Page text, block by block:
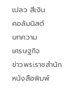
เปลว สีเงิน
คอลัมนิสต์
บทความ
เศรษฐกิจ
ข่าวพระราชสำนัก
หนังสือพิมพ์